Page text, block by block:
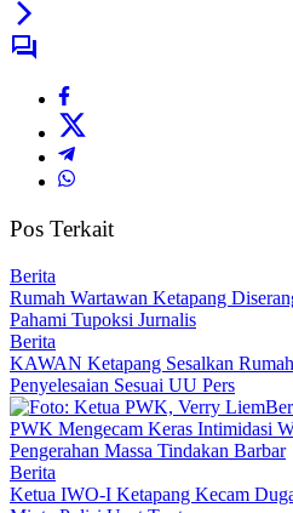
Pos Terkait
Berita
Rumah Wartawan Ketapang
Pahami Tupoksi Jurnalis
Berita
KAWAN Ketapang Sesalkan
Penyelesaian Sesuai UU Pers
PWK Mengecam Keras Intimidasi
Pengerahan Massa Tindakan Barbar
Berita
Ketua IWO-I Ketapang Kecam